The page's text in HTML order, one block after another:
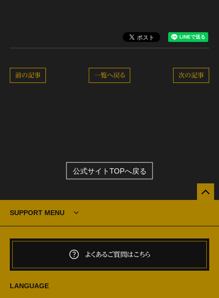
次の記事
一覧へ戻る
前の記事
公式サイトTOPへ戻る
SUPPORT MENU
よくあるご質問はこちら
LANGUAGE